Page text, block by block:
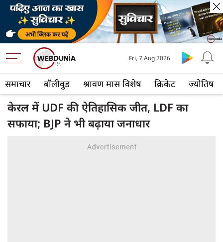
समाचार बॉलीवुड श्रावण मास विशेष क्रिकेट ज्योतिष
Fri, 7 Aug 2026
केरल में UDF की ऐतिहासिक जीत, LDF का
सफाया; BJP ने भी बढ़ाया जनाधार